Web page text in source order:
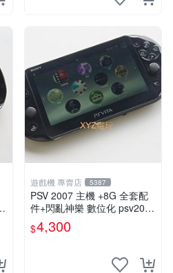
遊戲機 專賣店 5387
PSV 2007 主機 +8G 全套配
件+閃亂神樂 數位化 psv2007
主機
$4,300